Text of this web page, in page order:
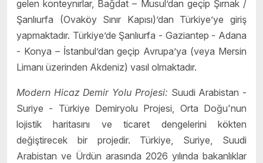
gelen konteynırlar, Bağdat – Musul’dan geçip Şırnak /
Şanlıurfa (Ovaköy Sınır Kapısı)’dan Türkiye’ye giriş
yapmaktadır. Türkiye’de Şanlıurfa - Gaziantep - Adana
- Konya – İstanbul’dan geçip Avrupa’ya (veya Mersin
Limanı üzerinden Akdeniz) vasıl olmaktadır.
Modern Hicaz Demir Yolu Projesi: Suudi Arabistan -
Suriye - Türkiye Demiryolu Projesi, Orta Doğu'nun
lojistik haritasını ve ticaret dengelerini kökten
değiştirecek bir projedir. Türkiye, Suriye, Suudi
Arabistan ve Ürdün arasında 2026 yılında bakanlıklar